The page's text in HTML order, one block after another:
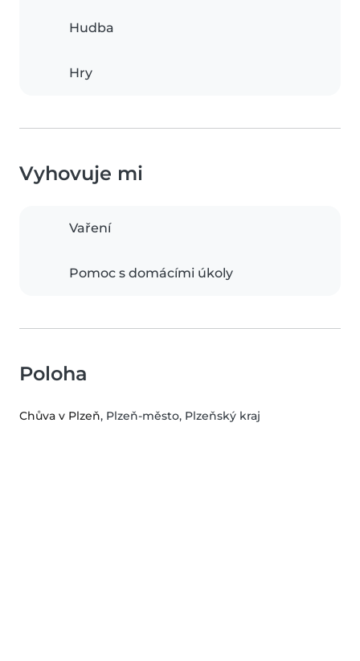
Hudba
Hry
Vyhovuje mi
Vaření
Pomoc s domácími úkoly
Poloha
Chůva v Plzeň, Plzeň-město, Plzeňský kraj